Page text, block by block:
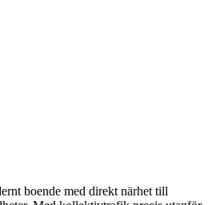
boende med direkt närhet till